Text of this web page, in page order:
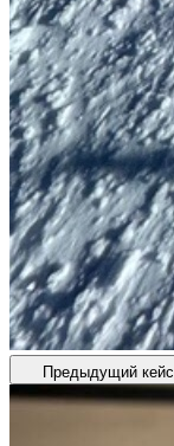
Предыдущий кейс